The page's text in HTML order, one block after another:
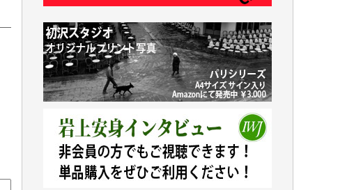
山本賢二 様
吉住俊昭 様
徳山匡 様
金 盛起 様
塩川 晃平 様
松本益美 様
井出 隆太 様
及川昭男 様
岩井祐子 様
藤田英之 様
藤岡比左志 様
井出 隆太 様